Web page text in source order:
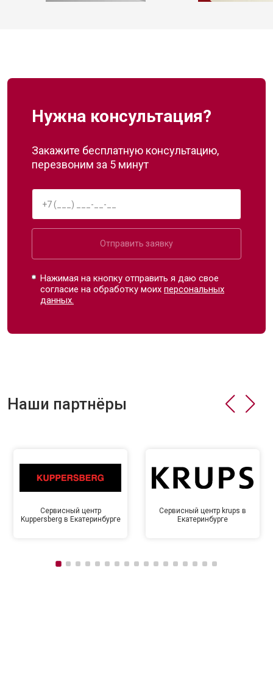
Нужна консультация?
Закажите бесплатную консультацию,
перезвоним за 5 минут
Отправить заявку
Нажимая на кнопку отправить я даю свое
согласие на обработку моихперсональных
данных.
Наши партнёры
Сервисный центр
Kuppersberg в Екатеринбурге
Сервисный центр krups в
Екатеринбурге